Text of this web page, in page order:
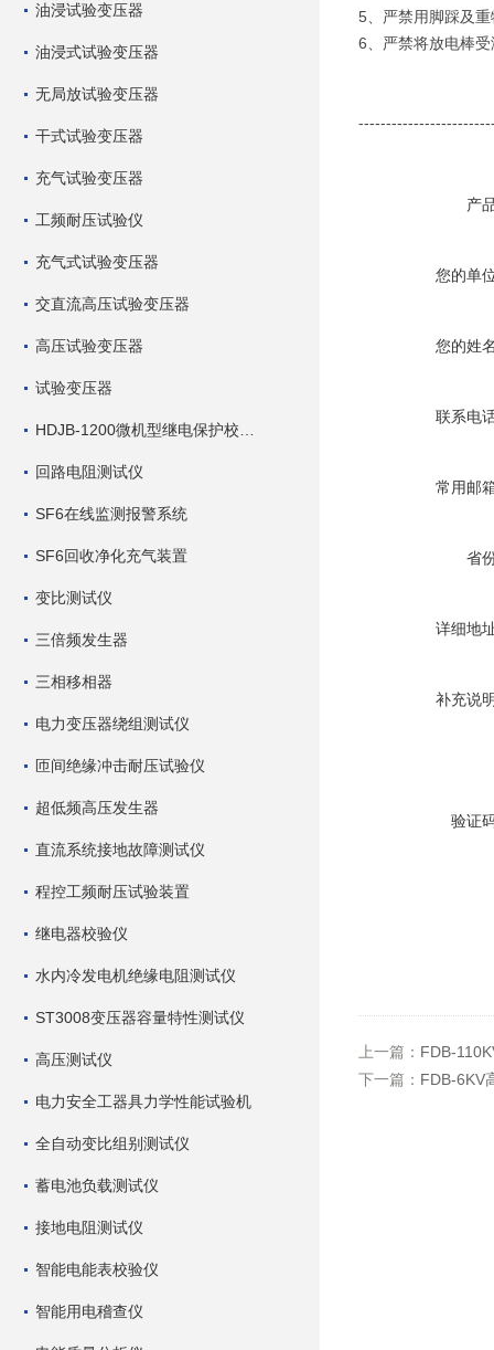
油浸试验变压器
油浸式试验变压器
无局放试验变压器
干式试验变压器
充气试验变压器
工频耐压试验仪
充气式试验变压器
交直流高压试验变压器
高压试验变压器
试验变压器
回路电阻测试仪
SF6在线监测报警系统
SF6回收净化充气装置
变比测试仪
三倍频发生器
三相移相器
电力变压器绕组测试仪
匝间绝缘冲击耐压试验仪
超低频高压发生器
直流系统接地故障测试仪
程控工频耐压试验装置
继电器校验仪
水内冷发电机绝缘电阻测试仪
ST3008变压器容量特性测试仪
高压测试仪
电力安全工器具力学性能试验机
全自动变比组别测试仪
蓄电池负载测试仪
接地电阻测试仪
智能电能表校验仪
智能用电稽查仪
5、严禁用脚踩及
6、严禁将放电棒
产
您的单
您的姓
联系电
常用邮
省
详细地
补充说
验证
上一篇： FDB-
下一篇： FDB-6KV